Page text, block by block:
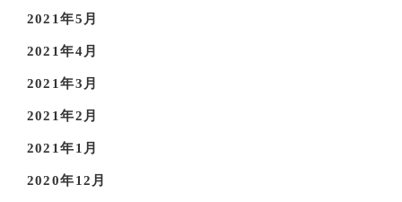
2021年5月
2021年4月
2021年3月
2021年2月
2021年1月
2020年12月